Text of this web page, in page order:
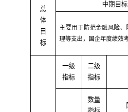
总
体
目
标
中期目
主要用于防范金融风险
理等支出，国企年度绩效
一级
指标
二级
指标
数量